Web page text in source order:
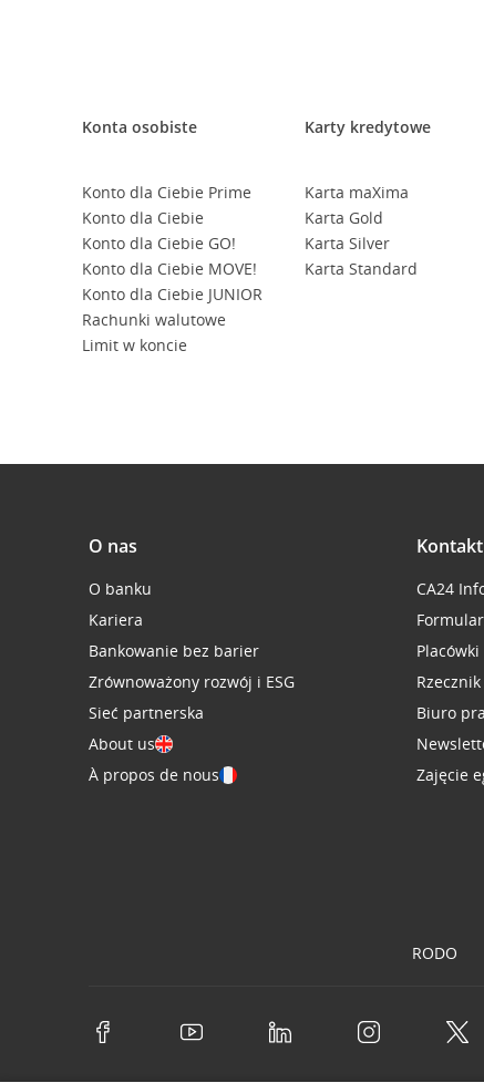
Konta osobiste
Konto dla Ciebie Prime
Konto dla Ciebie
Konto dla Ciebie GO!
Konto dla Ciebie MOVE!
Konto dla Ciebie JUNIOR
Rachunki walutowe
Limit w koncie
Karty kredytowe
Karta maXima
Karta Gold
Karta Silver
Karta Standard
O nas
O banku
Kariera
Bankowanie bez barier
Zrównoważony rozwój i ESG
Sieć partnerska
About us
À propos de nous
CA24
Biuro
Zajęcie
RODO